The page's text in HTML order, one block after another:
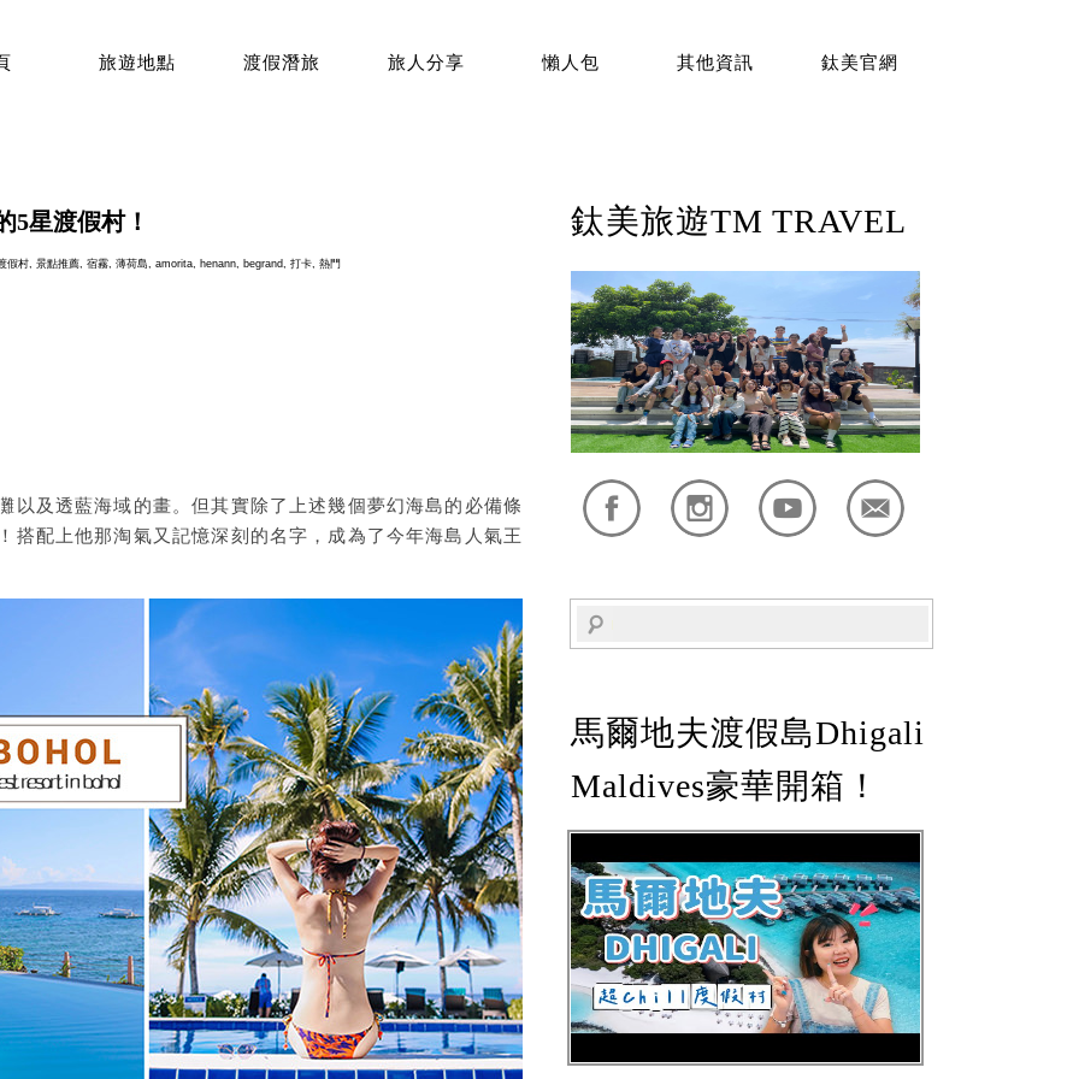
旅遊地點 渡假潛旅 旅人分享 懶人包 其他資訊 鈦美官網
5星渡假村！
假村, 景點推薦, 宿霧, 薄荷島, amorita, henann, begrand, 打卡, 熱門
以及透藍海域的畫。但其實除了上述幾個夢幻海島的必備條
搭配上他那淘氣又記憶深刻的名字，成為了今年海島人氣王
鈦美旅遊TM TRAVEL
馬爾地夫渡假島Dhigali
Maldives豪華開箱！